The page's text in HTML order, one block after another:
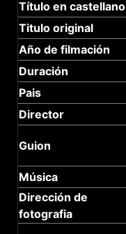
Título en castellano
Titulo original
Año de filmación
Duración
Pais
Director
Guion
Música
Dirección de
fotografia